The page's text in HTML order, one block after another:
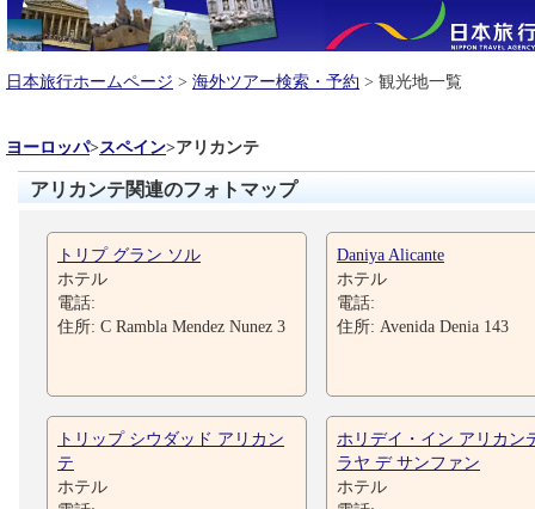
日本旅行ホームページ > 海外ツアー検索・予約 > 観光地一覧
ヨーロッパ>スペイン>アリカンテ
アリカンテ関連のフォトマップ
トリプ グラン ソル
ホテル
電話:
住所: C Rambla Mendez Nunez 3
Daniya Alicante
ホテル
電話:
住所: Avenida Denia 143
トリップ シウダッド アリカン
テ
ホテル
ホリデイ・イン アリカン
ラヤ デ サンファン
ホテル